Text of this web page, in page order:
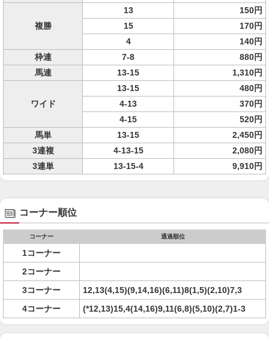
複勝
13
150円
15
170円
4
140円
枠連
7-8
880円
馬連
13-15 1,310円
ワイド
13-15
480円
4-13
370円
4-15
520円
馬単
13-15
2,450円
3連複
4-13-15
2,080円
3連単
13-15-4 9,910円
コーナー順位
コーナー 通過順位
1コーナー
2コーナー
3コーナー
12,13(4,15)(9,14,16)(6,11)8(1,5)(2,10)7,3
4コーナー
(*12,13)15,4(14,16)9,11(6,8)(5,10)(2,7)1-3